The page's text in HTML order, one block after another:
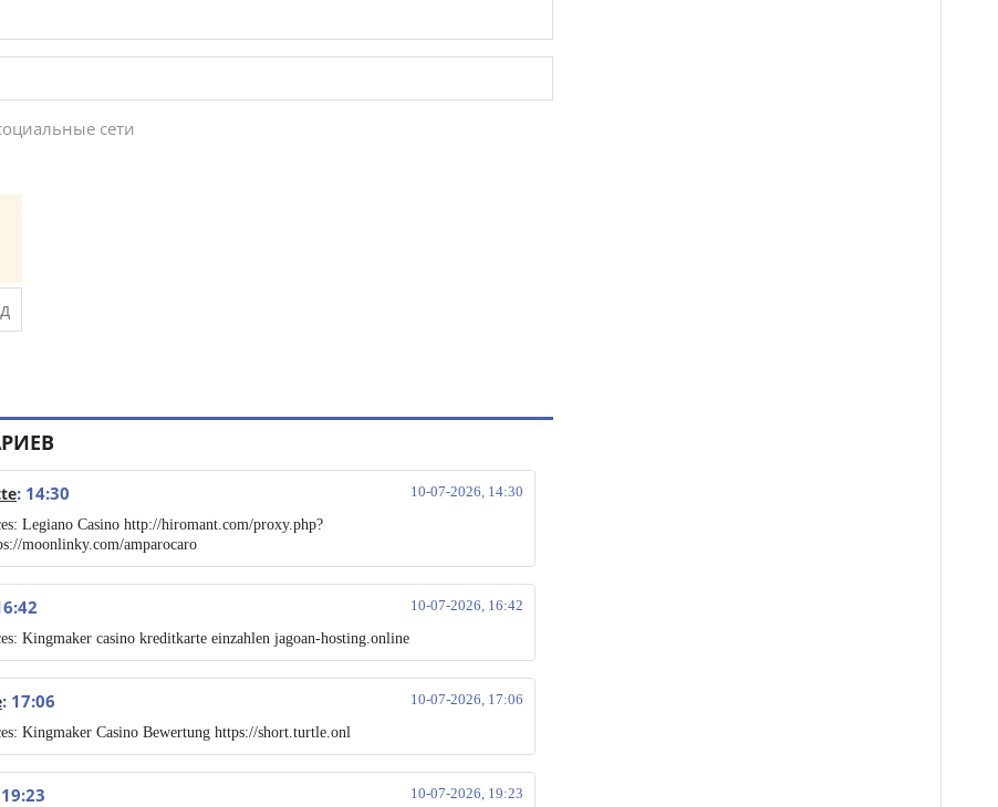
сети
10-07-2026, 14:30
: 14:30
Legiano Casino http://hiromant.com/proxy.php?
moonlinky.com/amparocaro
10-07-2026, 16:42
Kingmaker casino kreditkarte einzahlen jagoan-hosting.online
10-07-2026, 17:06
: 17:06
Kingmaker Casino Bewertung https://short.turtle.onl
10-07-2026, 19:23